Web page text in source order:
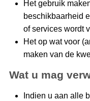
Het gebruik
beschikbaarheid
of services wordt
Het op wat voor
maken van de
Wat u mag
Indien u aan alle